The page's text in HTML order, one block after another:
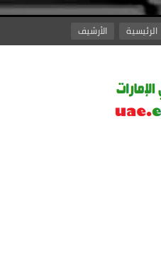
الرئيسية الأرشيف